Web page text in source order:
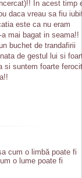
In acest timp
daca vreau sa fiu
este ca nu eram
mai bagat in seama!!
buchet de trandafirii
de gestul lui si
si suntem foarte
cum o limbă poate fi
o lume poate fi